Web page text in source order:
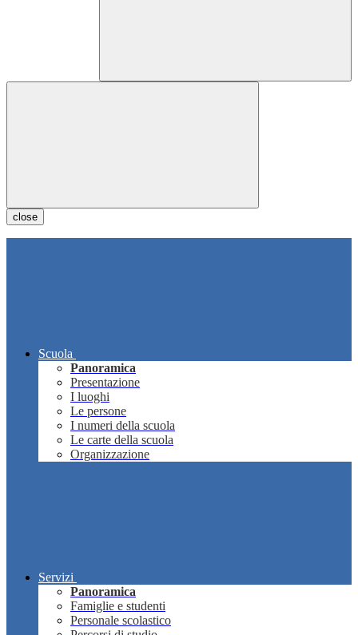
close
Scuola
Panoramica
Presentazione
I luoghi
Le persone
I numeri della scuola
Le carte della scuola
Organizzazione
Servizi
Panoramica
Famiglie e studenti
Personale scolastico